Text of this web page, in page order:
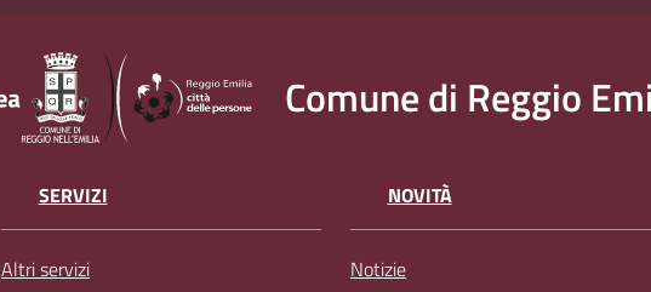
Comune di Reggio
SERVIZI
Altri servizi
NOVITÀ
Notizie